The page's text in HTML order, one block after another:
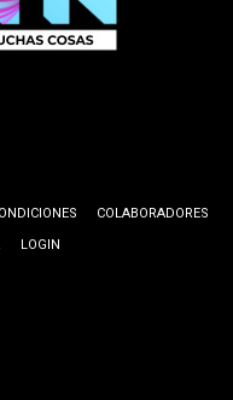
COLABORADORES
LOGIN